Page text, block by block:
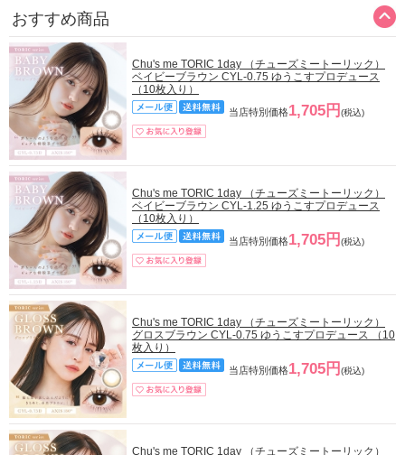
おすすめ商品
Chu's me TORIC 1day （チューズミートーリック）
ベイビーブラウン CYL-0.75 ゆうこすプロデュース
（10枚入り）
当店特別価格1,705円 (税込)
Chu's me TORIC 1day （チューズミートーリック）
ベイビーブラウン CYL-1.25 ゆうこすプロデュース
（10枚入り）
当店特別価格1,705円 (税込)
Chu's me TORIC 1day （チューズミートーリック）
グロスブラウン CYL-0.75 ゆうこすプロデュース （10
枚入り）
当店特別価格1,705円 (税込)
Chu's me TORIC 1day （チューズミートーリック）